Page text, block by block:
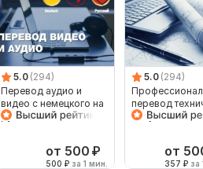
5.0 (294)
Перевод аудио и
видео с немецкого на
русский язык и
от 500 ₽
500 ₽ за 1 мин.
5.0 (294)
перевод
документов с
от
357 ₽ за